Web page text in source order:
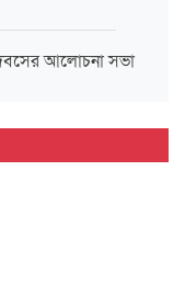
আলোচনা সভা
পরিবারের